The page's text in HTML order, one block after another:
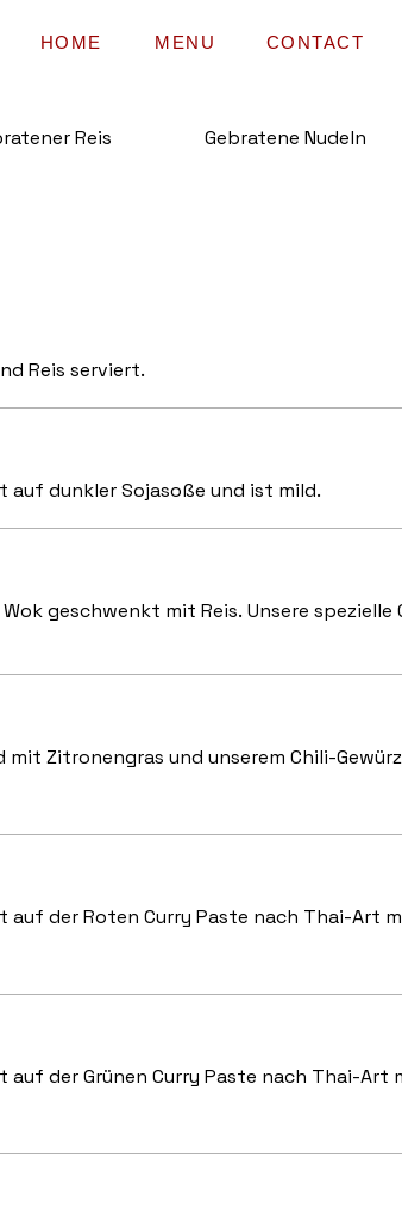
HOME MENU CONTACT
Reis Gebratene Nudeln
Reis serviert.
geschwenkt mit Reis. Unsere
Zitronengras und unserem Chili-
auf der Roten Curry Paste nach Thai-Art
auf der Grünen Curry Paste nach Thai-Art